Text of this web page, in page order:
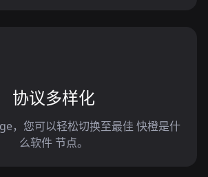
协议多样化
，您可以轻松切换至最佳 快橙是什
么软件 节点。